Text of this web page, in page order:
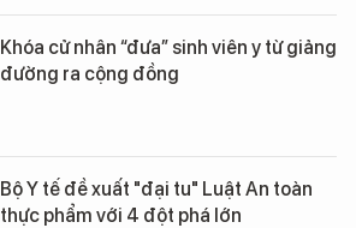
Khóa cử nhân “đưa” sinh viên y từ giảng
đường ra cộng đồng
Bộ Y tế đề xuất "đại tu" Luật An toàn
thực phẩm với 4 đột phá lớn